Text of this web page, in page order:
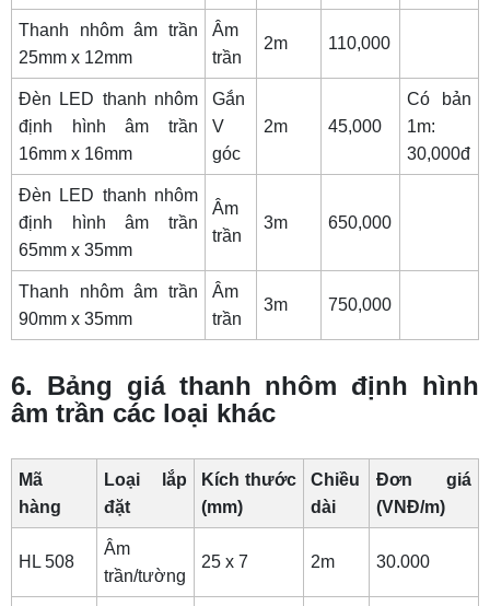
Thanh nhôm âm trần
25mm x 12mm
Âm
trần
2m 110,000
Đèn LED thanh nhôm
định hình âm trần
16mm x 16mm
Gắn
V
góc
2m 45,000
Có bản
1m:
30,000đ
Đèn LED thanh nhôm
định hình âm trần
65mm x 35mm
Âm
trần
3m 650,000
Thanh nhôm âm trần
90mm x 35mm
Âm
trần
3m 750,000
6. Bảng giá thanh nhôm định hình
âm trần các loại khác
Mã
hàng
Loại lắp
đặt
Kích thước
(mm)
Chiều
dài
Đơn giá
(VNĐ/m)
HL 508
Âm
trần/tường
25 x 7 2m 30.000